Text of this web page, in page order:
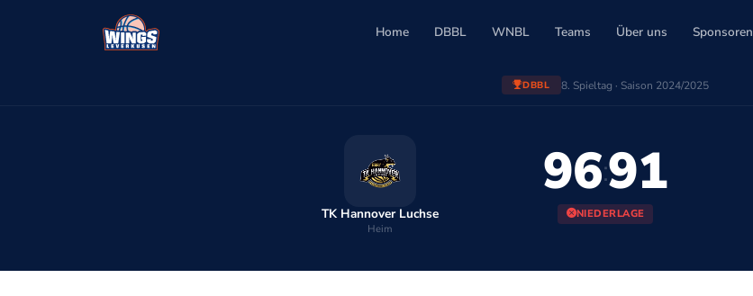
Home DBBL WNBL Teams Über uns Sponsoren
DBBL 8. Spieltag · Saison 2024/2025
TK Hannover Luchse
Heim
96:91
NIEDERLAGE